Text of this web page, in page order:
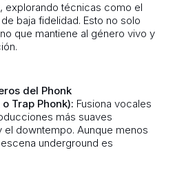
explorando técnicas como el
baja fidelidad. Esto no solo
que mantiene al género vivo y
del Phonk
Trap Phonk): Fusiona vocales
más suaves
el downtempo. Aunque menos
underground es